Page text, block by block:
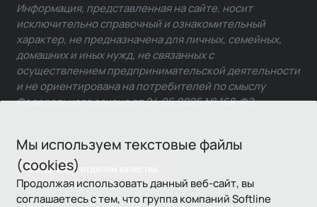
Мы используем текстовые файлы
(cookies)
Продолжая использовать данный веб-сайт, вы
соглашаетесь с тем, что группа компаний Softline
Связаться с отделом качества
Информация, представленная на сайте, носит
исключительно справочный и ознакомительный
характер, не предназначена для личных, семейных,
домашних и иных нужд, не связанных с
осуществлением предпринимательской деятельности
и не ориентирована на потребителей по смыслу
Федерального закона от 24.06.2025 № 168-ФЗ.